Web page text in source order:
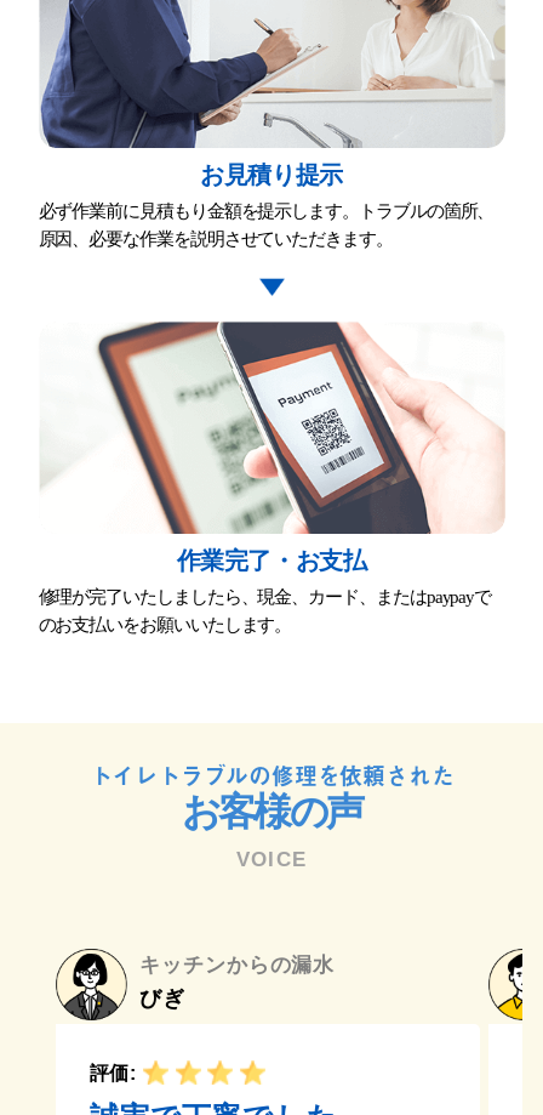
お⾒積り提⽰
必ず作業前に⾒積もり⾦額を提⽰します。トラブルの箇所、
原因、必要な作業を説明させていただきます。
作業完了・お⽀払
修理が完了いたしましたら、現⾦、カード、またはpaypayで
のお⽀払いをお願いいたします。
トイレトラブルの修理を依頼された
お客様の声
VOICE
キッチンからの漏水
びぎ
評価: